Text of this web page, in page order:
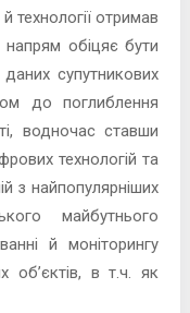
технології отримав
напрям обіцяє бути
супутникових
до поглиблення
водночас ставши
технологій та
з найпопулярніших
майбутнього
й моніторингу
об’єктів, в т.ч. як